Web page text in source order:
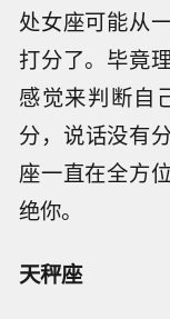
处女座可能从
打分了。毕竟
感觉来判断自
分，说话没有
座一直在全方
绝你。
天秤座